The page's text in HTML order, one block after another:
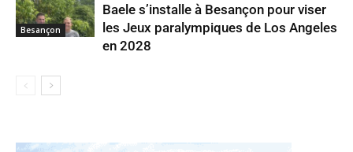
Besançon
Baele s’installe à Besançon pour viser
les Jeux paralympiques de Los Angeles
en 2028